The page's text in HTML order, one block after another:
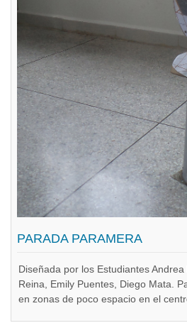
PARADA PARAMERA
Diseñada por los Estudiantes
Reina, Emily Puentes, Diego Mata.
en zonas de poco espacio en el